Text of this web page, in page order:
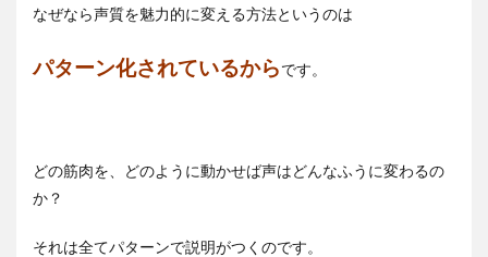
なぜなら声質を魅力的に変える方法というのは
パターン化されているからです。
どの筋肉を、どのように動かせば声はどんなふうに変わるの
か？
それは全てパターンで説明がつくのです。